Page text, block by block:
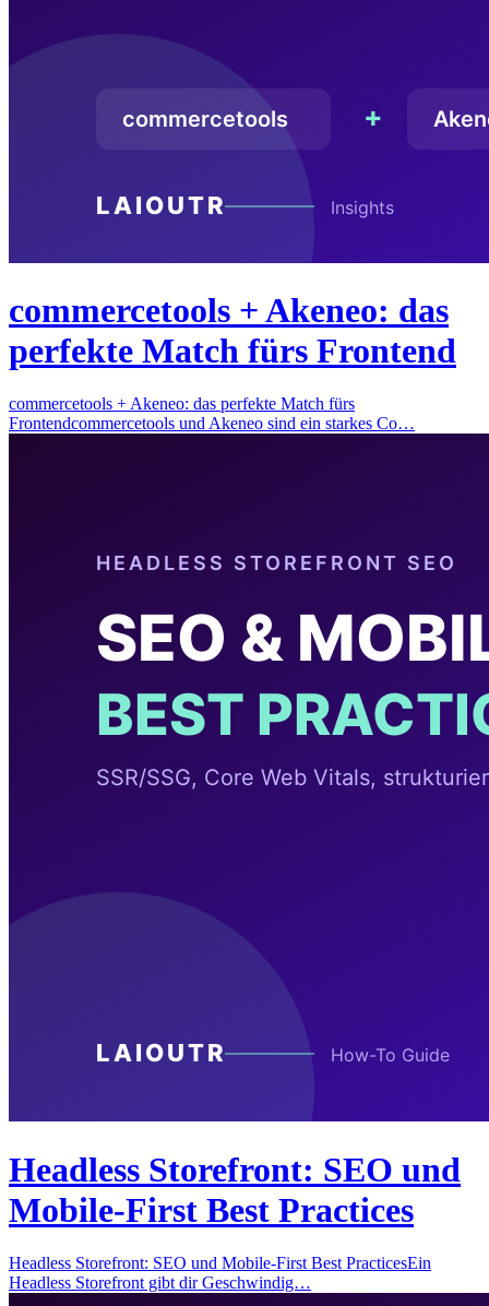
commercetools + Akeneo: das
perfekte Match fürs Frontend
commercetools + Akeneo: das perfekte Match fürs
Frontendcommercetools und Akeneo sind ein starkes Co…
Headless Storefront: SEO und
Mobile-First Best Practices
Headless Storefront: SEO und Mobile-First Best PracticesEin
Headless Storefront gibt dir Geschwindig…